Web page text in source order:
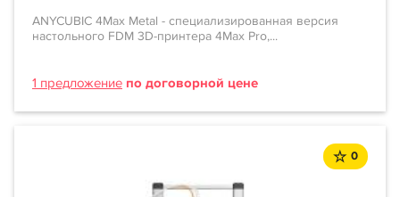
ANYCUBIC 4Max Metal - cпециализированная версия
настольного FDM 3D-принтера 4Max Pro,...
1 предложение по договорной цене
0